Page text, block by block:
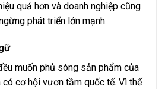
quả hơn và doanh nghiệp cũng
phát triển lớn mạnh.
muốn phủ sóng sản phẩm của
cơ hội vươn tầm quốc tế. Vì thế